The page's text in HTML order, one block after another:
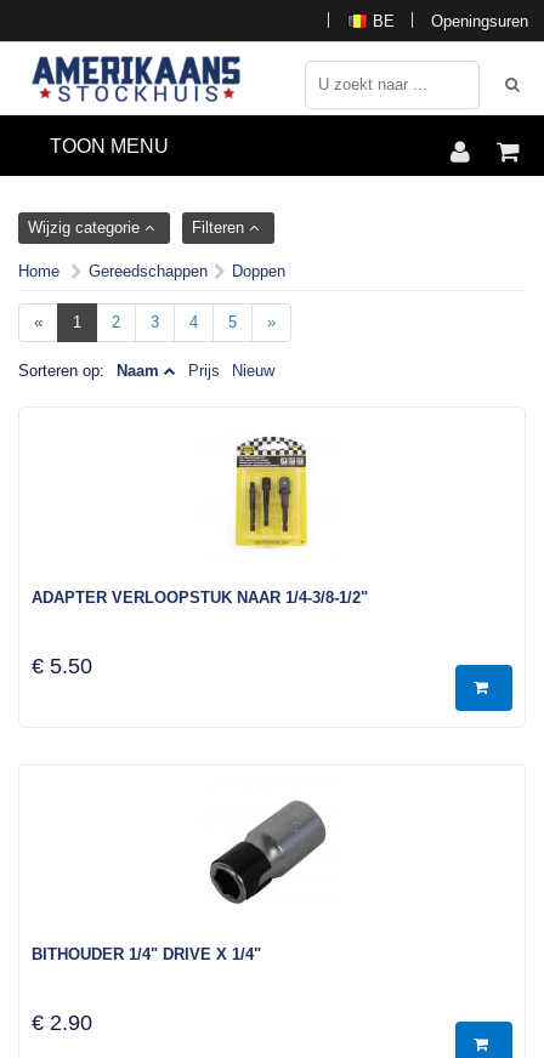
Openingsuren
BE
TOON MENU
Wijzig categorie Filteren
Home Gereedschappen Doppen
« 1 2 3 4 5 »
Sorteren op: Naam Prijs Nieuw
ADAPTER VERLOOPSTUK NAAR 1/4-3/8-1/2"
€ 5.50
BITHOUDER 1/4" DRIVE X 1/4"
€ 2.90